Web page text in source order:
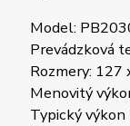
Model:
Prevádzková
Rozmery: 127
Menovitý
Typický